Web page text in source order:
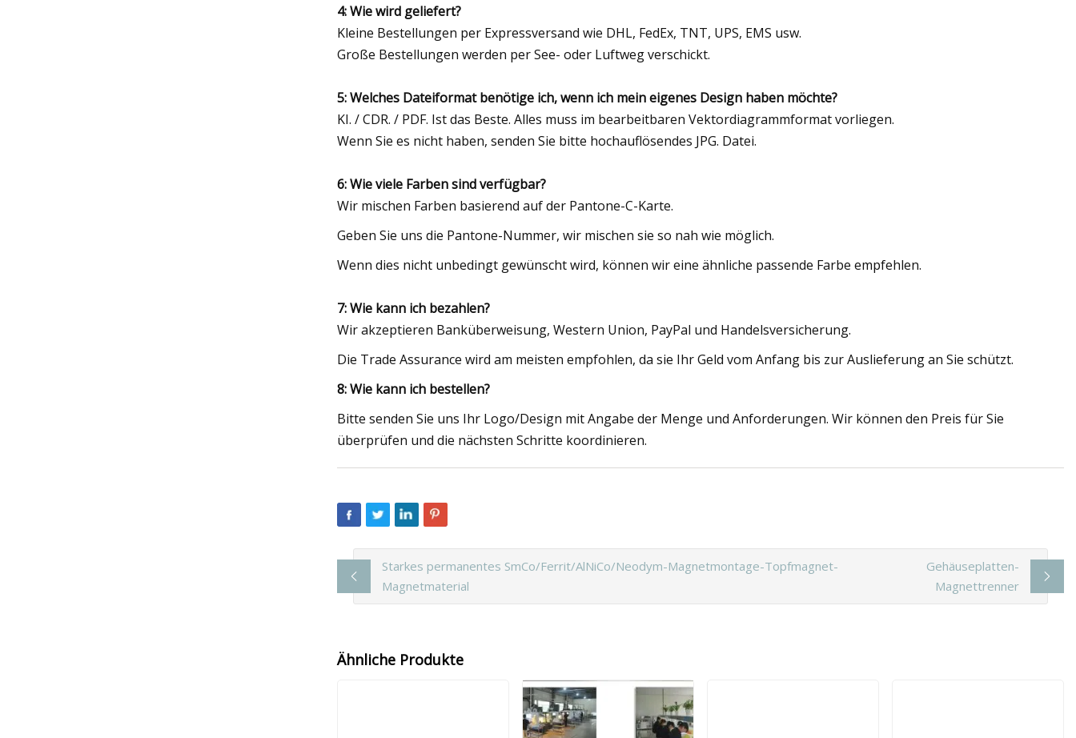
4: Wie wird geliefert?
Kleine Bestellungen per Expressversand wie DHL, FedEx, TNT, UPS, EMS usw.
Große Bestellungen werden per See- oder Luftweg verschickt.
5: Welches Dateiformat benötige ich, wenn ich mein eigenes Design haben möchte?
KI. / CDR. / PDF. Ist das Beste. Alles muss im bearbeitbaren Vektordiagrammformat vorliegen.
Wenn Sie es nicht haben, senden Sie bitte hochauflösendes JPG. Datei.
6: Wie viele Farben sind verfügbar?
Wir mischen Farben basierend auf der Pantone-C-Karte.
Geben Sie uns die Pantone-Nummer, wir mischen sie so nah wie möglich.
Wenn dies nicht unbedingt gewünscht wird, können wir eine ähnliche passende Farbe empfehlen.
7: Wie kann ich bezahlen?
Wir akzeptieren Banküberweisung, Western Union, PayPal und Handelsversicherung.
Die Trade Assurance wird am meisten empfohlen, da sie Ihr Geld vom Anfang bis zur Auslieferung an Sie schützt.
8: Wie kann ich bestellen?
Bitte senden Sie uns Ihr Logo/Design mit Angabe der Menge und Anforderungen. Wir können den Preis für Sie
überprüfen und die nächsten Schritte koordinieren.
Starkes permanentes SmCo/Ferrit/AlNiCo/Neodym-Magnetmontage-Topfmagnet-
Magnetmaterial
Gehäuseplatten-
Magnettrenner
Ähnliche Produkte